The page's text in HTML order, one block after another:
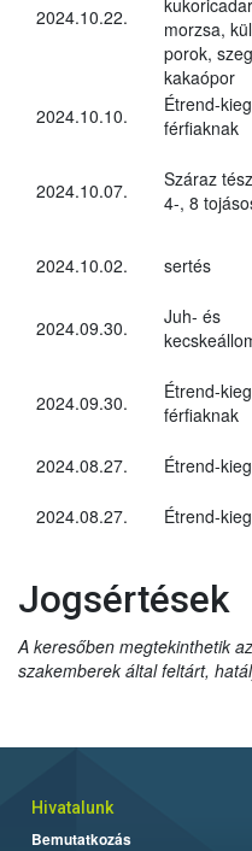
2024.10.22.
morzsa,
porok,
kakaópor
2024.10.10.
Étrend-
férfiaknak
2024.10.07.
Száraz
4-, 8
2024.10.02.
sertés
2024.09.30.
Juh- és
2024.09.30.
Étrend-
férfiaknak
2024.08.27.
Étrend-
2024.08.27.
Étrend-
Jogsértések
A keresőben megtekinthetik
szakemberek által feltárt,
Hivatalunk
Bemutatkozás